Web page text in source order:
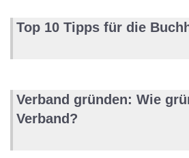
Top 10 Tipps für die
Verband gründen: Wie
Verband?